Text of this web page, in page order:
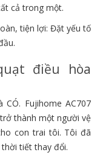
cả trong một.
tiện lợi: Đặt yếu tố
điều hòa
Fujihome AC707
thành một người vệ
con trai tôi. Tôi đã
tiết thay đổi.